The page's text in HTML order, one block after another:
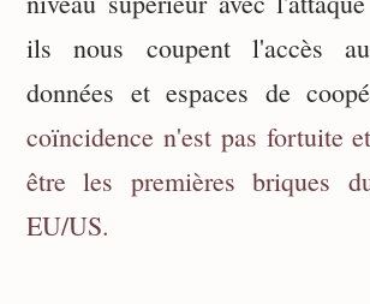
ils nous coupent l'accès
données et espaces de
coïncidence n'est pas fortuite
être les premières briques
EU/US.